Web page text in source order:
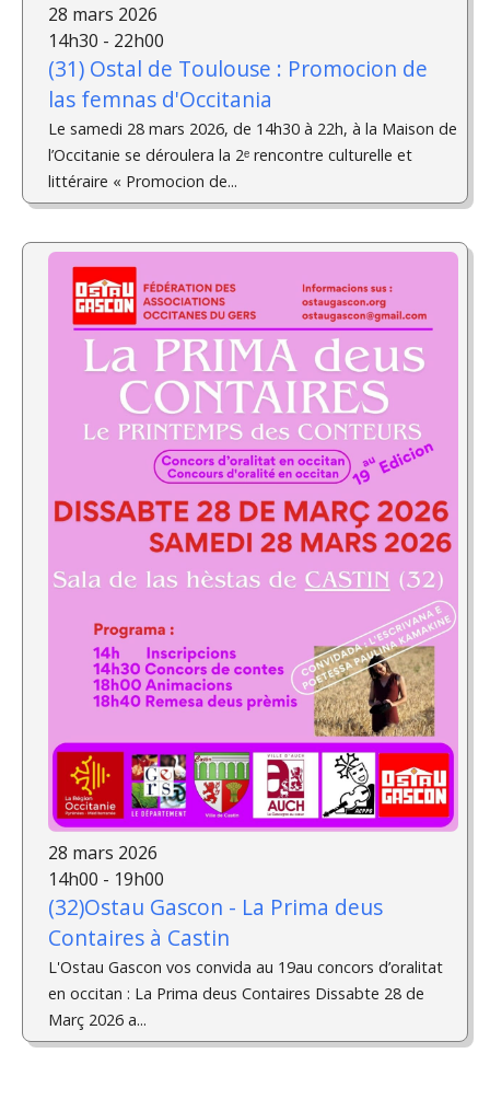
28 mars 2026
14h30 - 22h00
(31) Ostal de Toulouse : Promocion de
las femnas d'Occitania
Le samedi 28 mars 2026, de 14h30 à 22h, à la Maison de
l’Occitanie se déroulera la 2ᵉ rencontre culturelle et
littéraire « Promocion de...
28 mars 2026
14h00 - 19h00
(32)Ostau Gascon - La Prima deus
Contaires à Castin
L'Ostau Gascon vos convida au 19au concors d’oralitat
en occitan : La Prima deus Contaires Dissabte 28 de
Març 2026 a...